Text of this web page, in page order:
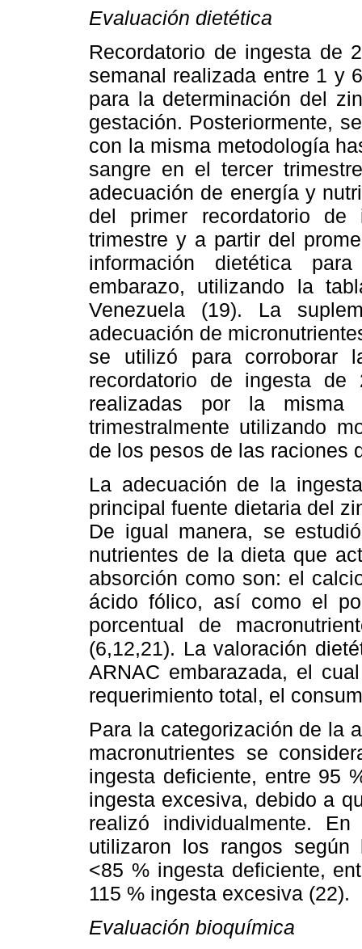
Evaluación dietética
Recordatorio de ingesta de
semanal realizada entre 1 y
para la determinación del
gestación. Posteriormente,
con la misma metodología
sangre en el tercer
adecuación de energía y
del primer recordatorio
trimestre y a partir del
información dietética
embarazo, utilizando la
Venezuela (19). La
adecuación de
se utilizó para corroborar
recordatorio de ingesta de
realizadas por la misma
trimestralmente utilizando
de los pesos de las raciones
La adecuación de la
principal fuente dietaria del
De igual manera, se
nutrientes de la dieta que
absorción como son: el
ácido fólico, así como el
porcentual de
(6,12,21). La valoración
ARNAC embarazada, el
requerimiento total, el
Para la categorización de la
macronutrientes se
ingesta deficiente, entre 95
ingesta excesiva, debido a
realizó individualmente.
utilizaron los rangos según
<85 % ingesta deficiente,
115 % ingesta excesiva (22).
Evaluación bioquímica